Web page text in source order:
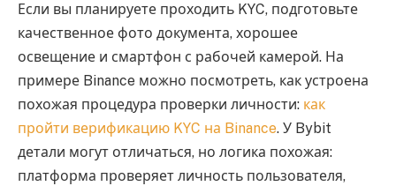
Если вы планируете проходить KYC, подготовьте
качественное фото документа, хорошее
освещение и смартфон с рабочей камерой. На
примере Binance можно посмотреть, как устроена
похожая процедура проверки личности: как
пройти верификацию KYC на Binance. У Bybit
детали могут отличаться, но логика похожая:
платформа проверяет личность пользователя,